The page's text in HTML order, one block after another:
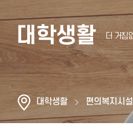
대학생활
대학생활 편의복지시설